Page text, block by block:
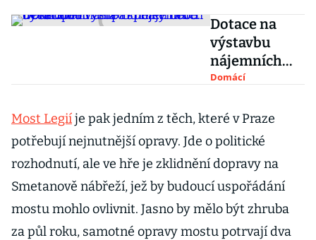
Dotace na
výstavbu
nájemních
bytů budou
obce.
Dosáhnou na
ně i spolky
nebo
developeři
Domácí
Most Legiíje pak jedním z těch, které v Praze
potřebují nejnutnější opravy. Jde o politické
rozhodnutí, ale ve hře je zklidnění dopravy na
Smetanově nábřeží, jež by budoucí uspořádání
mostu mohlo ovlivnit. Jasno by mělo být zhruba
za půl roku, samotné opravy mostu potrvají dva